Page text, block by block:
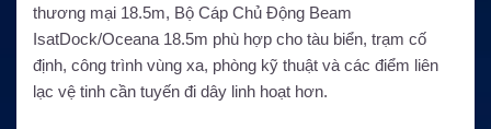
thương mại 18.5m, Bộ Cáp Chủ Động Beam
IsatDock/Oceana 18.5m phù hợp cho tàu biển, trạm cố
định, công trình vùng xa, phòng kỹ thuật và các điểm liên
lạc vệ tinh cần tuyến đi dây linh hoạt hơn.